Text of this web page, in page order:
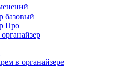
базовый
Про
в органайзере